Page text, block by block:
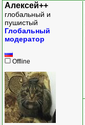
Алексей++
глобальный и
пушистый
Глобальный
модератор
Offline